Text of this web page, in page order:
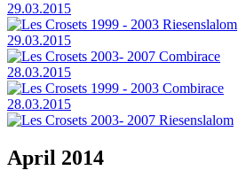
29.03.2015
Les Crosets 1999 - 2003 Riesenslalom
29.03.2015
Les Crosets 2003- 2007 Combirace
28.03.2015
Les Crosets 1999 - 2003 Combirace
28.03.2015
Les Crosets 2003- 2007 Riesenslalom
April 2014